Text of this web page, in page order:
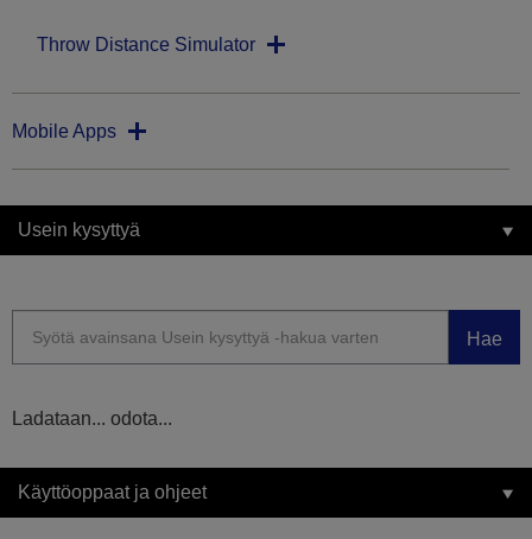
Throw Distance Simulator
Mobile Apps
Usein kysyttyä
Hae
Ladataan... odota...
Käyttöoppaat ja ohjeet